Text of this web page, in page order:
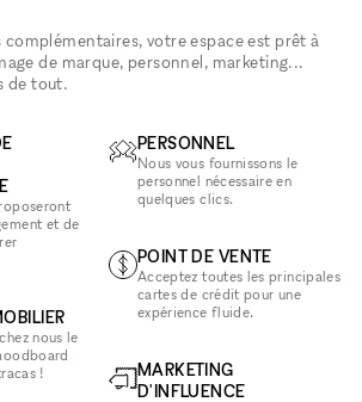
complémentaires, votre espace est prêt à
de marque, personnel, marketing...
de tout.
et de
nous le
!
PERSONNEL
Nous vous fournissons le
personnel nécessaire en
quelques clics.
POINT DE VENTE
Acceptez toutes les principales
cartes de crédit pour une
expérience fluide.
MARKETING
D'INFLUENCE